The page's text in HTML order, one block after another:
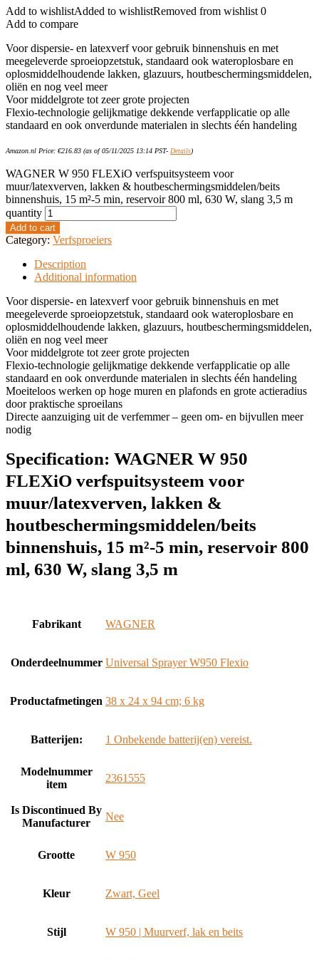
Add to wishlistAdded to wishlistRemoved from wishlist 0
Add to compare
Voor dispersie- en latexverf voor gebruik binnenshuis en met
meegeleverde sproeiopzetstuk, standaard ook wateroplosbare en
oplosmiddelhoudende lakken, glazuurs, houtbeschermingsmiddelen,
oliën en nog veel meer
Voor middelgrote tot zeer grote projecten
Flexio-technologie gelijkmatige dekkende verfapplicatie op alle
standaard en ook onverdunde materialen in slechts één handeling
Amazon.nl Price: €216.83 (as of 05/11/2025 13:14 PST- Details)
WAGNER W 950 FLEXiO verfspuitsysteem voor
muur/latexverven, lakken & houtbeschermingsmiddelen/beits
binnenshuis, 15 m²-5 min, reservoir 800 ml, 630 W, slang 3,5 m
quantity
Add to cart
Category: Verfsproeiers
Description
Additional information
Voor dispersie- en latexverf voor gebruik binnenshuis en met
meegeleverde sproeiopzetstuk, standaard ook wateroplosbare en
oplosmiddelhoudende lakken, glazuurs, houtbeschermingsmiddelen,
oliën en nog veel meer
Voor middelgrote tot zeer grote projecten
Flexio-technologie gelijkmatige dekkende verfapplicatie op alle
standaard en ook onverdunde materialen in slechts één handeling
Moeiteloos werken op hoge muren en plafonds en grote actieradius
door praktische sproeilans
Directe aanzuiging uit de verfemmer – geen om- en bijvullen meer
nodig
Specification: WAGNER W 950
FLEXiO verfspuitsysteem voor
muur/latexverven, lakken &
houtbeschermingsmiddelen/beits
binnenshuis, 15 m²-5 min, reservoir 800
ml, 630 W, slang 3,5 m
Fabrikant ‎WAGNER
Onderdeelnummer ‎Universal Sprayer W950 Flexio
Productafmetingen ‎38 x 24 x 94 cm; 6 kg
Batterijen: ‎1 Onbekende batterij(en) vereist.
Modelnummer
item
‎2361555
Is Discontinued By
Manufacturer
‎Nee
Grootte ‎W 950
Kleur ‎Zwart, Geel
Stijl ‎W 950 | Muurverf, lak en beits